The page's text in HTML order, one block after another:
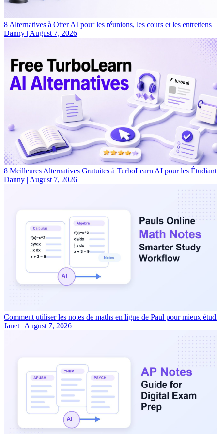
8 Alternatives à Otter AI pour les réunions, les cours et les entretiens
Danny | August 7, 2026
8 Meilleures Alternatives Gratuites à TurboLearn AI pour les
Danny | August 7, 2026
Comment utiliser les notes de maths en ligne de Paul pour mieux
Janet | August 7, 2026